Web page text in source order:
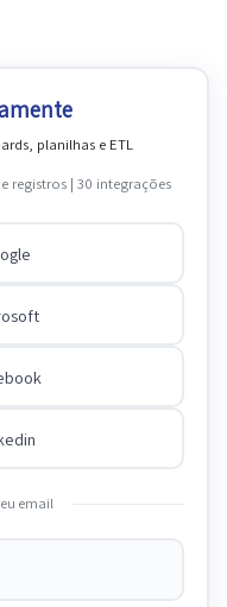
planilhas e ETL
registros | 30 integrações
email